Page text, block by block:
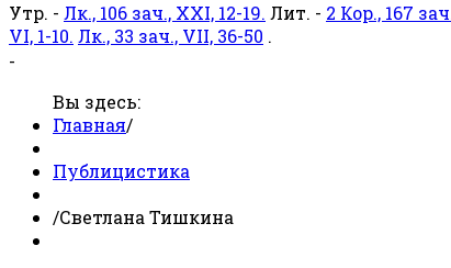
Утр. - Лк., 106 зач., XXI, 12-19. Лит. - 2 Кор., 167
VI, 1-10. Лк., 33 зач., VII, 36-50 .
-
Вы здесь:
Главная/
Публицистика
/Светлана Тишкина